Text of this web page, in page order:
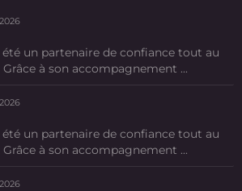
un partenaire de confiance tout au
à son accompagnement ...
un partenaire de confiance tout au
à son accompagnement ...